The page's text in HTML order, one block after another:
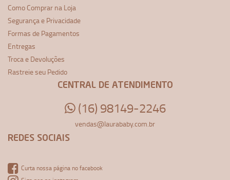
Como Comprar na Loja
Segurança e Privacidade
Formas de Pagamentos
Entregas
Troca e Devoluções
Rastreie seu Pedido
CENTRAL DE ATENDIMENTO
(16) 98149-2246
vendas@laurababy.com.br
REDES SOCIAIS
Curta nossa página no facebook